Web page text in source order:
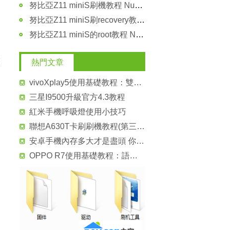
努比亞Z11 miniS刷機教程 Nubia Z11 miniS升級更新官方系統
努比亞Z11 miniS刷recovery教程 Z11 miniS第三方recovery
努比亞Z11 miniS的root教程 Nubia Z11 miniS獲取root權限的方法
熱門文章
vivoXplay5使用基礎教程：雙擊屏幕熄屏基礎教程
三星I9500升級官方4.3教程
紅米手機呼吸燈使用小技巧
聯想A630T卡刷刷機教程(第三方ROM包)
安卓手機內存多大才是盡頭 你能猜到嗎？
OPPO R7使用基礎教程：語音拍照開啟技巧步驟詳解